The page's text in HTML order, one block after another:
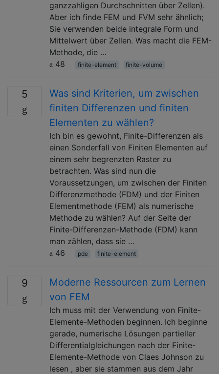
ganzzahligen Durchschnitten über Zellen).
Aber ich finde FEM und FVM sehr ähnlich;
Sie verwenden beide integrale Form und
Mittelwert über Zellen. Was macht die FEM-
Methode, die …
48
finite-element finite-volume
5
Was sind Kriterien, um zwischen
finiten Differenzen und finiten
Elementen zu wählen?
Ich bin es gewohnt, Finite-Differenzen als
einen Sonderfall von Finiten Elementen auf
einem sehr begrenzten Raster zu
betrachten. Was sind nun die
Voraussetzungen, um zwischen der Finiten
Differenzmethode (FDM) und der Finiten
Elementmethode (FEM) als numerische
Methode zu wählen? Auf der Seite der
Finite-Differenzen-Methode (FDM) kann
man zählen, dass sie …
46
pde finite-element
9
Moderne Ressourcen zum Lernen
von FEM
Ich muss mit der Verwendung von Finite-
Elemente-Methoden beginnen. Ich beginne
gerade, numerische Lösungen partieller
Differentialgleichungen nach der Finite-
Elemente-Methode von Claes Johnson zu
lesen , aber sie stammen aus dem Jahr